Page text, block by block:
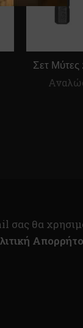
Σετ
σας θα